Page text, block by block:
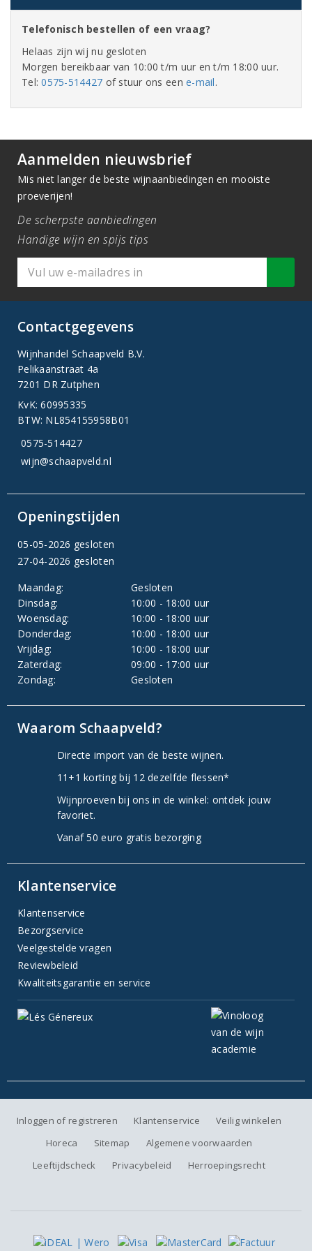
Telefonisch bestellen of een vraag?
Helaas zijn wij nu gesloten
Morgen bereikbaar van 10:00 t/m uur en t/m 18:00 uur.
Tel:0575-514427 of stuur ons eene-mail.
Aanmelden nieuwsbrief
Mis niet langer de beste wijnaanbiedingen en mooiste
proeverijen!
De scherpste aanbiedingen
Handige wijn en spijs tips
Contactgegevens
Wijnhandel Schaapveld B.V.
Pelikaanstraat 4a
7201 DR Zutphen
KvK: 60995335
BTW: NL854155958B01
0575-514427
wijn@schaapveld.nl
Openingstijden
05-05-2026 gesloten
27-04-2026 gesloten
Maandag:
Gesloten
Dinsdag:
10:00 - 18:00 uur
Woensdag:
10:00 - 18:00 uur
Donderdag:
10:00 - 18:00 uur
Vrijdag:
10:00 - 18:00 uur
Zaterdag:
09:00 - 17:00 uur
Zondag:
Gesloten
Waarom Schaapveld?
Directe import van de beste wijnen.
11+1 korting bij 12 dezelfde flessen*
Wijnproeven bij ons in de winkel: ontdek jouw
favoriet.
Vanaf 50 euro gratis bezorging
Klantenservice
Klantenservice
Bezorgservice
Veelgestelde vragen
Reviewbeleid
Kwaliteitsgarantie en service
Inloggen of registreren Klantenservice
Veilig winkelen
Horeca
Sitemap
Algemene voorwaarden
Leeftijdscheck
Privacybeleid Herroepingsrecht